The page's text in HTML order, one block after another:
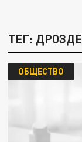
ТЕГ:
ОБЩЕСТВО